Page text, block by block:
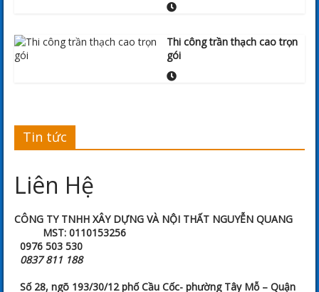
Thi công trần thạch cao trọn
gói
Tin tức
Liên Hệ
CÔNG TY TNHH XÂY DỰNG VÀ NỘI THẤT NGUYỄN QUANG
MST: 0110153256
0976 503 530
0837 811 188
Số 28, ngõ 193/30/12 phố Cầu Cốc- phường Tây Mỗ – Quận